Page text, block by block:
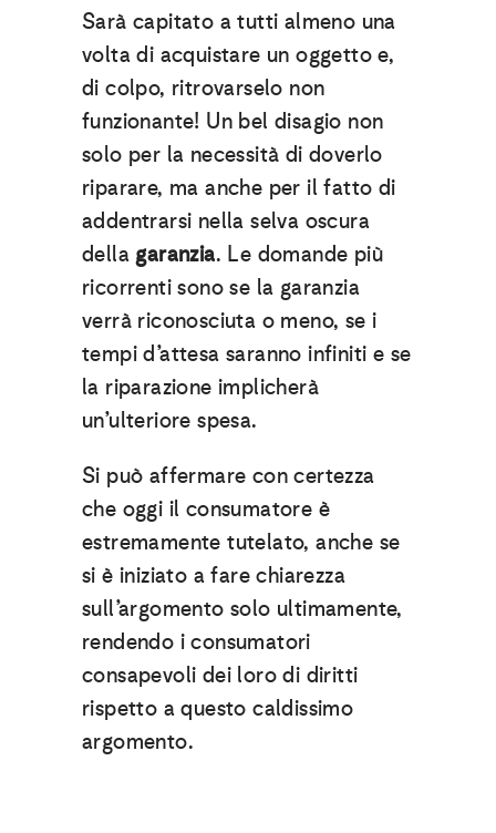
Sarà capitato a tutti almeno una
volta di acquistare un oggetto e,
di colpo, ritrovarselo non
funzionante! Un bel disagio non
solo per la necessità di doverlo
riparare, ma anche per il fatto di
addentrarsi nella selva oscura
dellagaranzia. Le domande più
ricorrenti sono se la garanzia
verrà riconosciuta o meno, se i
tempi d’attesa saranno infiniti e se
la riparazione implicherà
un’ulteriore spesa.
Si può affermare con certezza
che oggi il consumatore è
estremamente tutelato, anche se
si è iniziato a fare chiarezza
sull’argomento solo ultimamente,
rendendo i consumatori
consapevoli dei loro di diritti
rispetto a questo caldissimo
argomento.